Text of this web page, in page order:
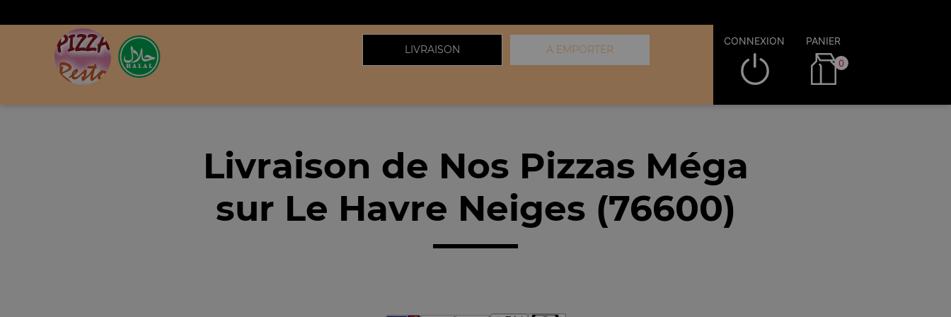
LIVRAISON A EMPORTER
CONNEXION PANIER
0
Livraison de Nos Pizzas Méga
sur Le Havre Neiges (76600)